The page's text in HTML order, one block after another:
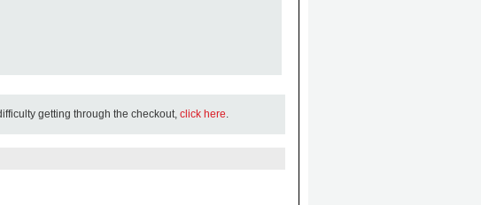
getting through the checkout, click here